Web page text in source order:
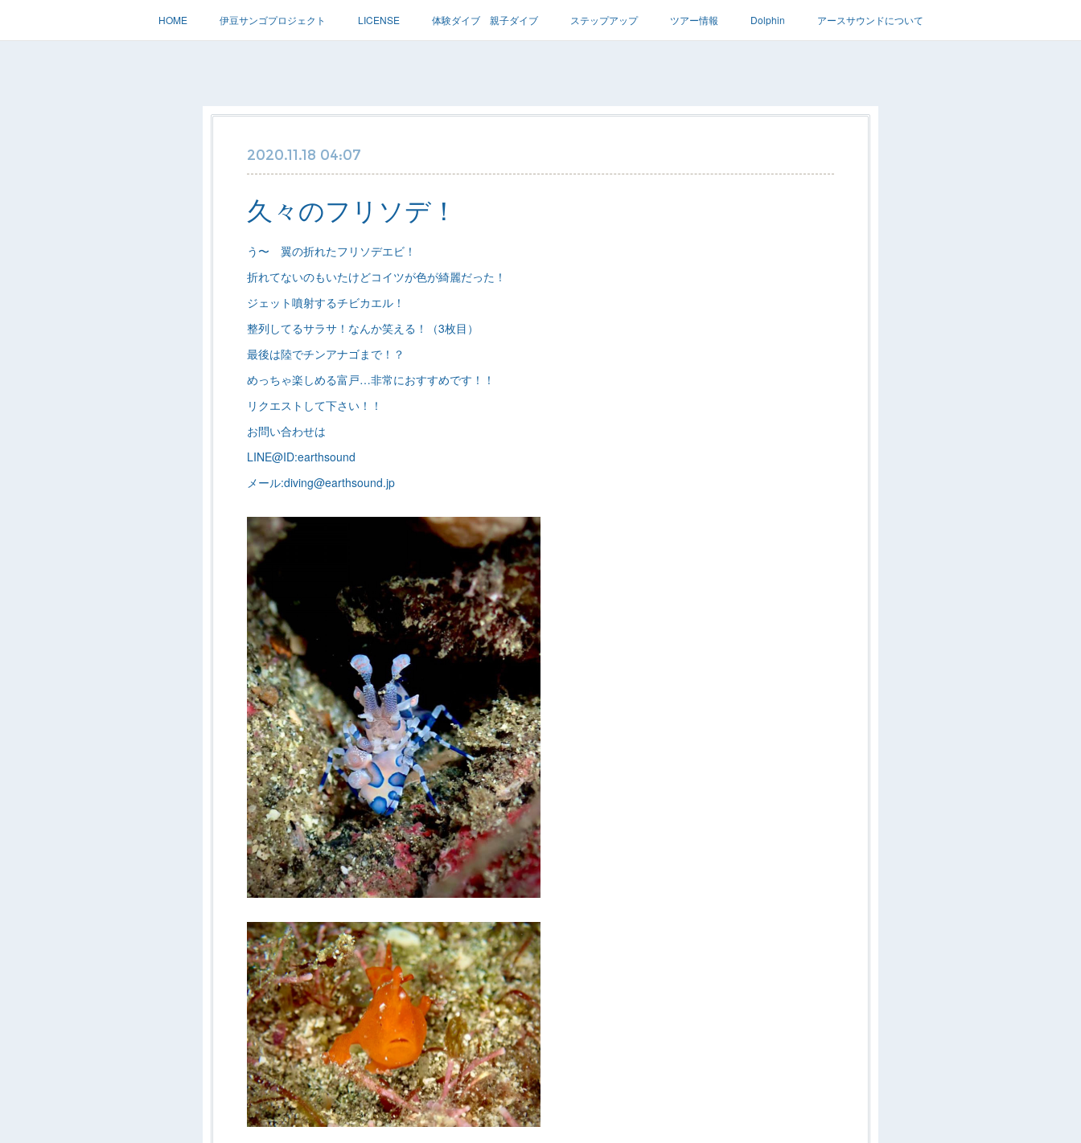
HOME 伊豆サンゴプロジェクト LICENSE 体験ダイブ 親子ダイブ ステップアップ ツアー情報 Dolphin アースサウンドについて
2020.11.18 04:07
久々のフリソデ！
う〜 翼の折れたフリソデエビ！
折れてないのもいたけどコイツが色が綺麗だった！
ジェット噴射するチビカエル！
整列してるサラサ！なんか笑える！（3枚目）
最後は陸でチンアナゴまで！？
めっちゃ楽しめる富戸…非常におすすめです！！
リクエストして下さい！！
お問い合わせは
LINE@ID:earthsound
メール:diving@earthsound.jp